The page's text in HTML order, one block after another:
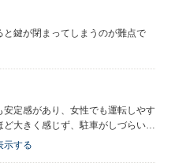
鍵が閉まってしまうのが難点で
定感があり、女性でも運転しやす
大きく感じず、駐車がしづらいこ
り心地がよく、長時間運転してい
示する